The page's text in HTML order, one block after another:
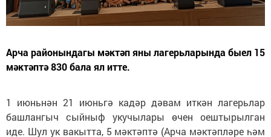
Арча районындагы мәктәп яны лагерьларында быел 15
мәктәптә 830 бала ял итте.
1 июньнән 21 июньгә кадәр дәвам иткән лагерьлар
башлангыч сыйныф укучылары өчен оештырылган
иде. Шул ук вакытта, 5 мәктәптә (Арча мәктәпләре һәм